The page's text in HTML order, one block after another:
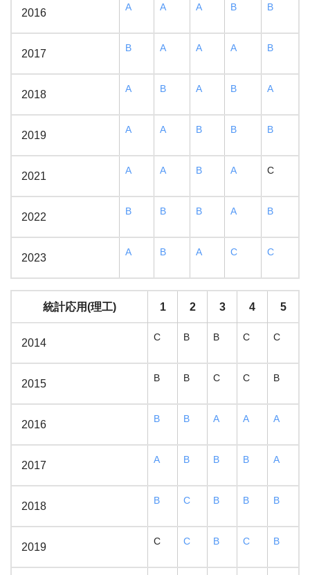
2016 A A A B B
2017 B A A A B
2018 A B A B A
2019 A A B B B
2021 A A B A C
2022 B B B A B
2023 A B A C C
統計応用(理工) 1 2 3 4 5
2014 C B B C C
2015 B B C C B
2016 B B A A A
2017 A B B B A
2018 B C B B B
2019 C C B C B